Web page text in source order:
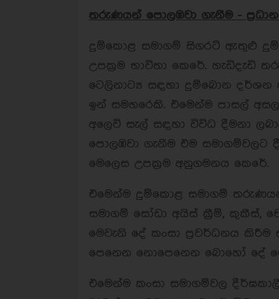
තරුණයන් පොලඹවා ගැනීම -
දුම්කොළ සමාගම් සිගරට් ඇතුළු
උපක්‍රම භාවිතා කෙරේ. හැඩිදැඩි
ටෙලිනාට්‍ය සඳහා දුම්බොන
ඉන් සමහරෙකි. එමෙන්ම පාසල්
අලෙවි සැල් සඳහා විවිධ දීමනා
පොලඹවා ගැනීම එම
මෙලෙස උපක්‍රම අනුගමනය කෙරේ.
එමෙන්ම දුම්කොළ සමාගම්
සමාගම් සෝඩා අයිස් ක්‍රීම්, කුකීස්,
මෙවැනි දේ කංසා ප්‍රවර්ධනය
පෙනෙන නොපෙනෙන බොහෝ දේ
එමෙන්ම කංසා සමාගම්වල